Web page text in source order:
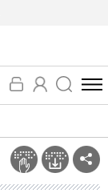
전
체
뉴
보
기